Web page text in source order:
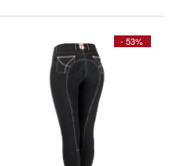
- 53%